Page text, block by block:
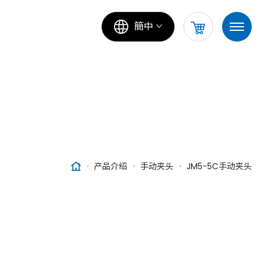
簡中
产品介绍 手动夹头 JM5-5C手动夹头